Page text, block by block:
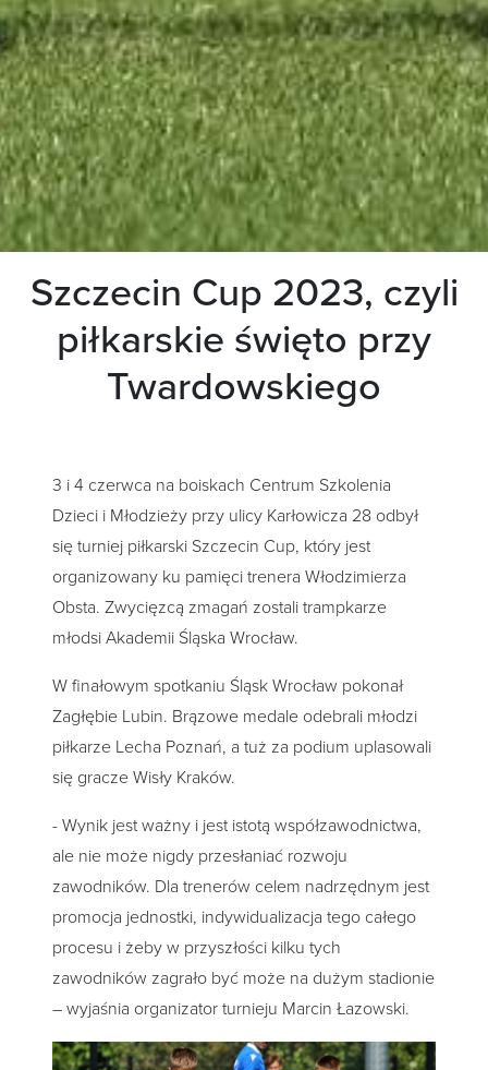
Szczecin Cup 2023, czyli
piłkarskie święto przy
Twardowskiego
3 i 4 czerwca na boiskach Centrum Szkolenia
Dzieci i Młodzieży przy ulicy Karłowicza 28 odbył
się turniej piłkarski Szczecin Cup, który jest
organizowany ku pamięci trenera Włodzimierza
Obsta. Zwycięzcą zmagań zostali trampkarze
młodsi Akademii Śląska Wrocław.
W finałowym spotkaniu Śląsk Wrocław pokonał
Zagłębie Lubin. Brązowe medale odebrali młodzi
piłkarze Lecha Poznań, a tuż za podium uplasowali
się gracze Wisły Kraków.
- Wynik jest ważny i jest istotą współzawodnictwa,
ale nie może nigdy przesłaniać rozwoju
zawodników. Dla trenerów celem nadrzędnym jest
promocja jednostki, indywidualizacja tego całego
procesu i żeby w przyszłości kilku tych
zawodników zagrało być może na dużym stadionie
– wyjaśnia organizator turnieju Marcin Łazowski.